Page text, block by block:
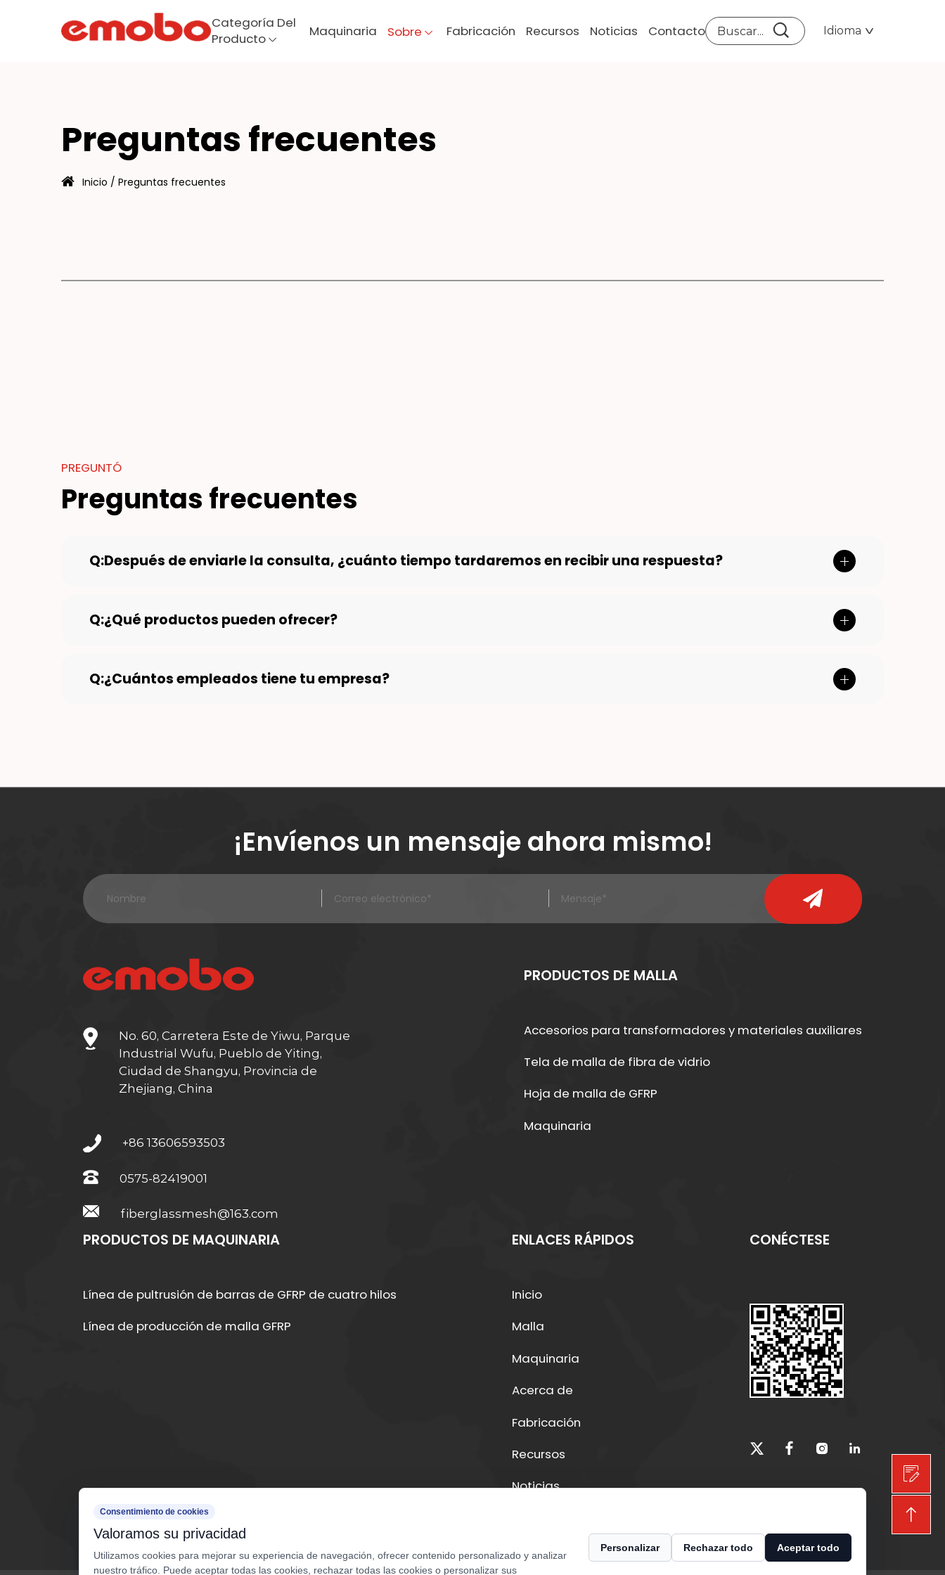
Categoría Del
Producto
Maquinaria Sobre Fabricación Recursos Noticias Contacto Idioma
Preguntas frecuentes
Inicio / Preguntas frecuentes
PREGUNTÓ
Preguntas frecuentes
Q:Después de enviarle la consulta, ¿cuánto tiempo tardaremos en recibir una respuesta?
Q:¿Qué productos pueden ofrecer?
Q:¿Cuántos empleados tiene tu empresa?
¡Envíenos un mensaje ahora mismo!
No. 60, Carretera Este de Yiwu, Parque
Industrial Wufu, Pueblo de Yiting,
Ciudad de Shangyu, Provincia de
Zhejiang, China
+86 13606593503
0575-82419001
fiberglassmesh@163.com
PRODUCTOS DE MALLA
Accesorios para transformadores y materiales auxiliares
Tela de malla de fibra de vidrio
Hoja de malla de GFRP
Maquinaria
PRODUCTOS DE MAQUINARIA
Línea de pultrusión de barras de GFRP de cuatro hilos
Línea de producción de malla GFRP
ENLACES RÁPIDOS
Inicio
Malla
Maquinaria
Acerca de
Fabricación
Recursos
Noticias
CONÉCTESE
Consentimiento de cookies
Valoramos su privacidad
Utilizamos cookies para mejorar su experiencia de navegación, ofrecer contenido personalizado y analizar
nuestro tráfico. Puede aceptar todas las cookies, rechazar todas las cookies o personalizar sus
Personalizar Rechazar todo Aceptar todo